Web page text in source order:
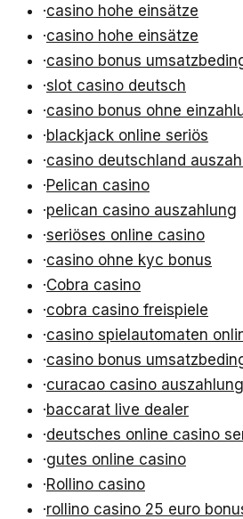
·casino hohe einsätze
·casino hohe einsätze
·casino bonus
·slot casino deutsch
·casino bonus ohne
·blackjack online seriös
·casino deutschland
·Pelican casino
·pelican casino auszahlung
·seriöses online casino
·casino ohne kyc bonus
·Cobra casino
·cobra casino freispiele
·casino spielautomaten
·casino bonus
·curacao casino auszahlung
·baccarat live dealer
·deutsches online casino
·gutes online casino
·Rollino casino
·rollino casino 25 euro